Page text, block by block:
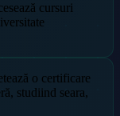
cursuri
o certificare
studiind seara,